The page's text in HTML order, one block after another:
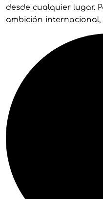
desde cualquier lugar.
ambición internacional,